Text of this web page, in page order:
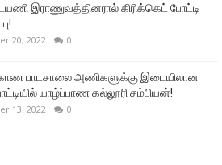
இராணுவத்தினரால் கிரிக்கெட் போட்டி
20, 2022 0
பாடசாலை அணிகளுக்கு இடையிலான
யாழ்ப்பாண கல்லூரி சம்பியன்!
13, 2022 0